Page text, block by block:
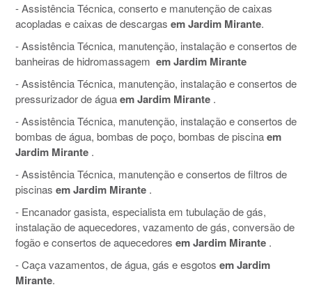
- Assistência Técnica, conserto e manutenção de caixas
acopladas e caixas de descargas em Jardim Mirante.
- Assistência Técnica, manutenção, instalação e consertos de
banheiras de hidromassagem em Jardim Mirante
- Assistência Técnica, manutenção, instalação e consertos de
pressurizador de águaem Jardim Mirante .
- Assistência Técnica, manutenção, instalação e consertos de
bombas de água, bombas de poço, bombas de piscinaem
Jardim Mirante .
- Assistência Técnica, manutenção e consertos de filtros de
piscinas em Jardim Mirante .
- Encanador gasista, especialista em tubulação de gás,
instalação de aquecedores, vazamento de gás, conversão de
fogão e consertos de aquecedores em Jardim Mirante .
- Caça vazamentos, de água, gás e esgotos em Jardim
Mirante.